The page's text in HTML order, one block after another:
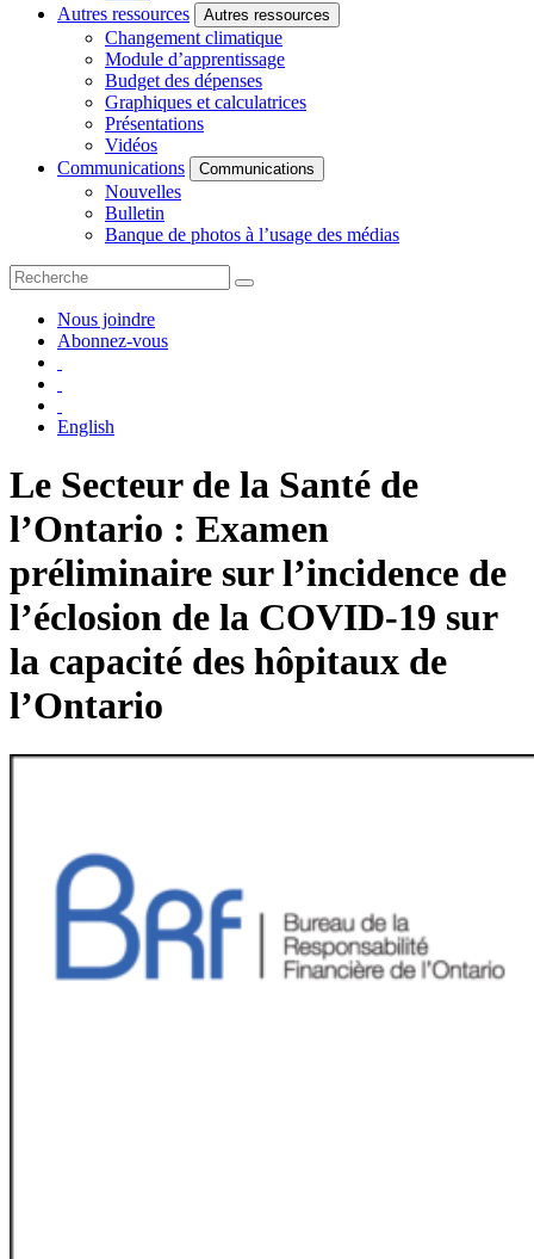
Autres ressources
Autres ressources
Changement climatique
Module d’apprentissage
Budget des dépenses
Graphiques et calculatrices
Présentations
Vidéos
Communications
Communications
Nouvelles
Bulletin
Banque de photos à l’usage des médias
Nous joindre
Abonnez-vous
English
Le Secteur de la Santé de
l’Ontario : Examen
préliminaire sur l’incidence de
l’éclosion de la COVID-19 sur
la capacité des hôpitaux de
l’Ontario